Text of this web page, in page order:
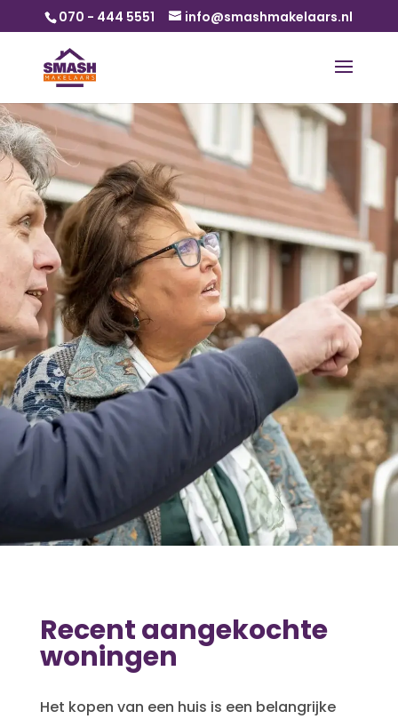
070 - 444 5551 info@smashmakelaars.nl
Recent aangekochte
woningen
Het kopen van een huis is een belangrijke